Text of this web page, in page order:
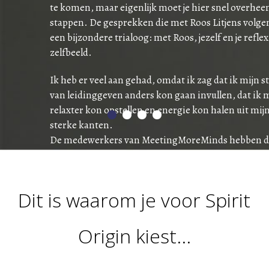
te komen, maar eigenlijk moet je hier snel
stappen. De gesprekken die met Roos Litjens
een bijzondere trialoog: met Roos, jezelf en je
zelfbeeld.
Ik heb er veel aan gehad, omdat ik zag dat ik mijn
van leidinggeven anders kon gaan invullen, dat ik
relaxter kon opstellen en energie kon halen uit
sterke kanten.
De medewerkers van MeetingMoreMinds hebben
Als je openstaat voor een kritische blik naar wat
jou maakt, dan is de ‘down to earth’ manier waarop
Litjens werkt een aanrader. Je wordt geen ander
maar je kent jezelf beter en dus blijft de
Dit is waarom je voor Spirit
Origin kiest...